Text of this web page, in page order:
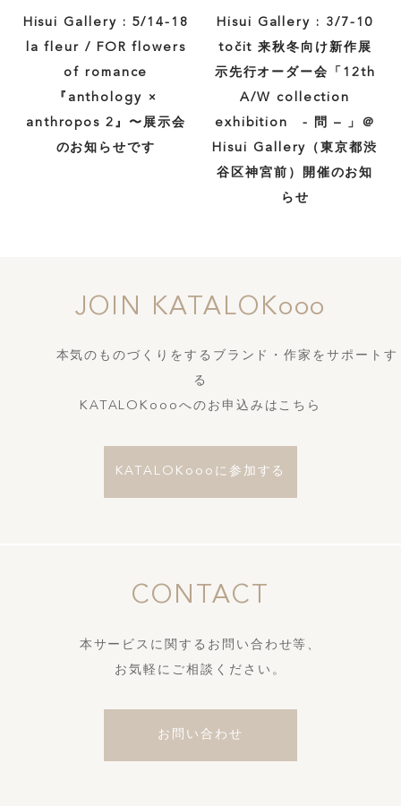
Hisui Gallery : 5/14-18
la fleur / FOR flowers
of romance
『anthology ×
anthropos 2』〜展示会
のお知らせです
Hisui Gallery : 3/7-10
točit 来秋冬向け新作展
示先行オーダー会「12th
A/W collection
exhibition - 問 – 」＠
Hisui Gallery（東京都渋
谷区神宮前）開催のお知
らせ
JOIN KATALOKooo
本気のものづくりをするブランド・作家をサポートす
る
KATALOKoooへのお申込みはこちら
KATALOKoooに参加する
CONTACT
本サービスに関するお問い合わせ等、
お気軽にご相談ください。
お問い合わせ